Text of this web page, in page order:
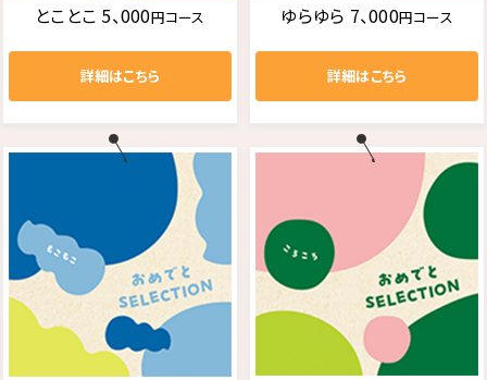
とことこ 5、000円コース
詳細はこちら
ゆらゆら 7、000円コース
詳細はこちら